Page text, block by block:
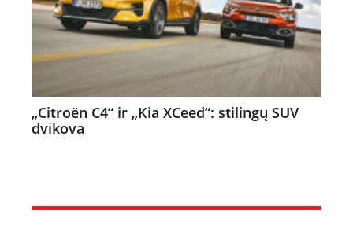
„Citroën C4“ ir „Kia XCeed“: stilingų SUV
dvikova